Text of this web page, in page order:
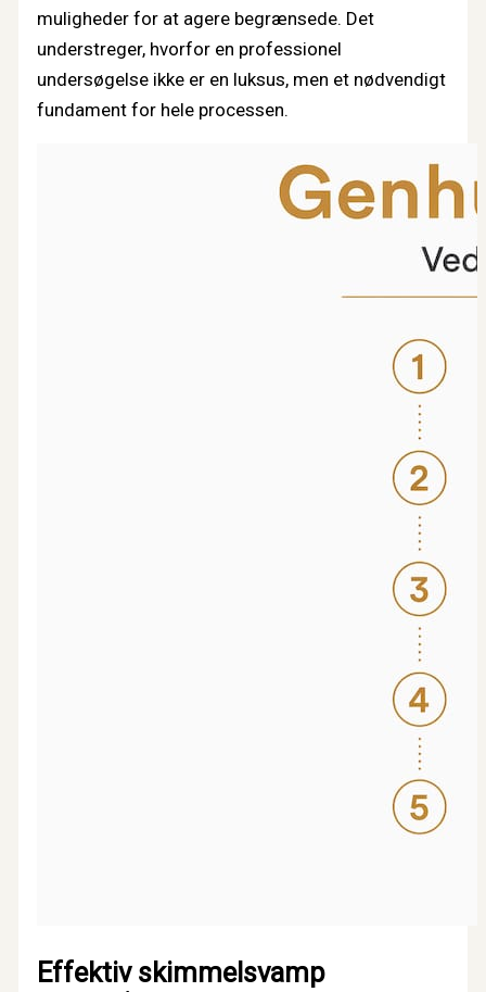
muligheder for at agere begrænsede. Det
understreger, hvorfor en professionel
undersøgelse ikke er en luksus, men et nødvendigt
fundament for hele processen.
Effektiv skimmelsvamp